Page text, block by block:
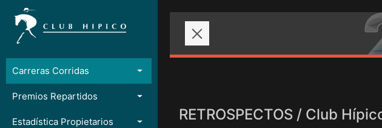
Carreras Corridas
Premios Repartidos
Estadística Propietarios RETROSPECTOS / Club